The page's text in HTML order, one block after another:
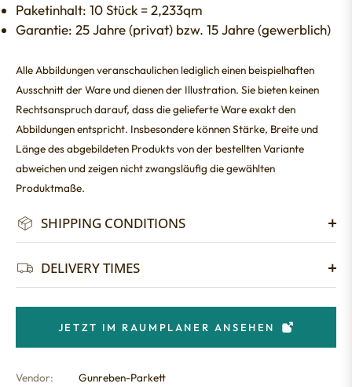
Paketinhalt: 10 Stück = 2,233qm
Garantie: 25 Jahre (privat) bzw. 15 Jahre (gewerblich)
Alle Abbildungen veranschaulichen lediglich einen beispielhaften
Ausschnitt der Ware und dienen der Illustration. Sie bieten keinen
Rechtsanspruch darauf, dass die gelieferte Ware exakt den
Abbildungen entspricht. Insbesondere können Stärke, Breite und
Länge des abgebildeten Produkts von der bestellten Variante
abweichen und zeigen nicht zwangsläufig die gewählten
Produktmaße.
SHIPPING CONDITIONS
DELIVERY TIMES
JETZT IM RAUMPLANER ANSEHEN
Vendor:
Gunreben-Parkett